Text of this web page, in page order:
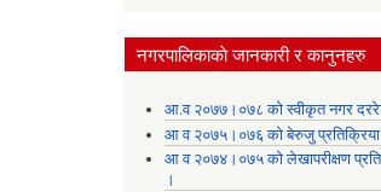
नगरपालिकाकाे जानकारी र कानुनहरु
आ.व २०७७।०७८ को स्वीकृत नगर
आ व २०७५।०७६ को बेरुजु
आ व २०७४।०७५ काे लेखापरीक्षण
।